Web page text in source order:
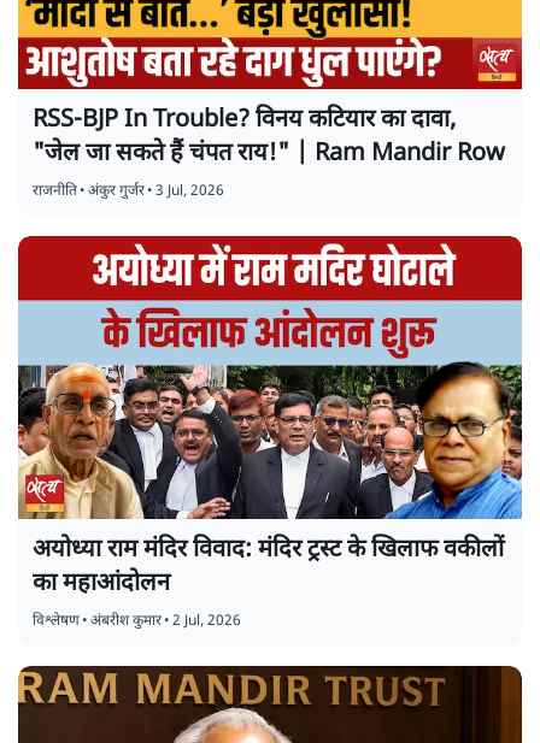
RSS-BJP In Trouble? विनय कटियार का दावा,
"जेल जा सकते हैं चंपत राय!" | Ram Mandir Row
राजनीति•अंकुर गुर्जर•3 Jul, 2026
अयोध्या राम मंदिर विवाद: मंदिर ट्रस्ट के खिलाफ वकीलों
का महाआंदोलन
विश्लेषण•अंबरीश कुमार•2 Jul, 2026